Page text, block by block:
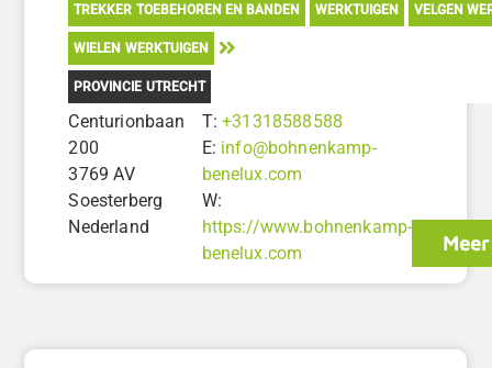
TREKKER TOEBEHOREN EN BANDEN WERKTUIGEN VELGEN
WIELEN WERKTUIGEN
PROVINCIE UTRECHT
Centurionbaan
200
3769 AV
Soesterberg
Nederland
T:+31318588588
E: info@bohnenkamp-
benelux.com
W:
https://www.bohnenkamp-
benelux.com